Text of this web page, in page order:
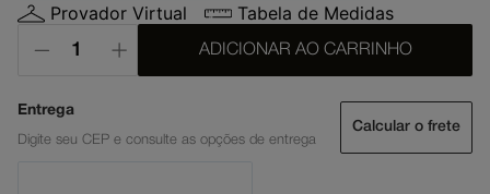
Provador Virtual Tabela de Medidas
ADICIONAR AO CARRINHO
Calcular o frete